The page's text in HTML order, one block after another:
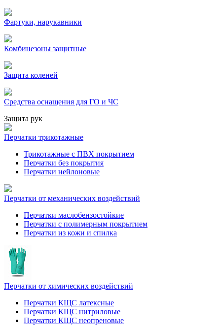
Фартуки, нарукавники
Комбинезоны защитные
Защита коленей
Средства оснащения для ГО и ЧС
Защита рук
Перчатки трикотажные
Трикотажные с ПВХ покрытием
Перчатки без покрытия
Перчатки нейлоновые
Перчатки от механических воздействий
Перчатки маслобензостойкие
Перчатки с полимерным покрытием
Перчатки из кожи и спилка
Перчатки от химических воздействий
Перчатки КЩС латексные
Перчатки КЩС нитриловые
Перчатки КЩС неопреновые